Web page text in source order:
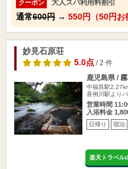
クーポン 大人スパ利用料割引
通常600円 → 550円（50円お
妙見石原荘
5.0点/ 2 件
鹿児島県 /
中福良駅
喜例川駅より
営業時間
入浴料金
日帰り 宿泊
楽天トラベル